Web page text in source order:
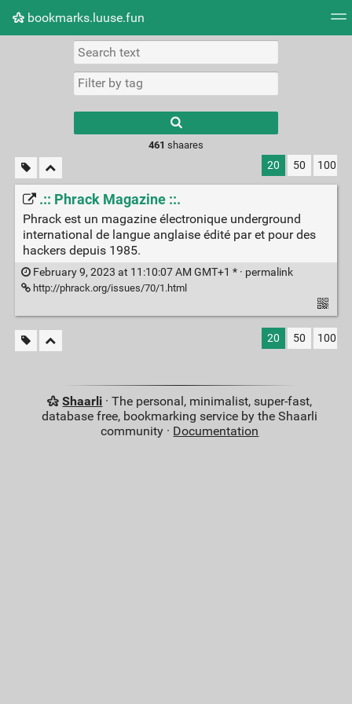
bookmarks.luuse.fun
Picture wall
results.
461 shaares
20 50 100
.:: Phrack Magazine ::.
Phrack est un magazine électronique underground
international de langue anglaise édité par et pour des
hackers depuis 1985.
February 9, 2023 at 11:10:07 AM GMT+1 * · permalink
http://phrack.org/issues/70/1.html
20 50 100
Shaarli · The personal, minimalist, super-fast,
database free, bookmarking service by the Shaarli
community · Documentation